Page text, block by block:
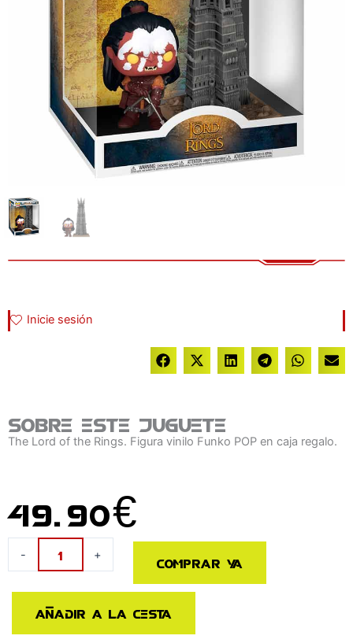
Inicie sesión
Sobre este juguete
The Lord of the Rings. Figura vinilo Funko POP en caja regalo.
49.90€
-
Señor
+ Comprar ya
Añadir a la cesta